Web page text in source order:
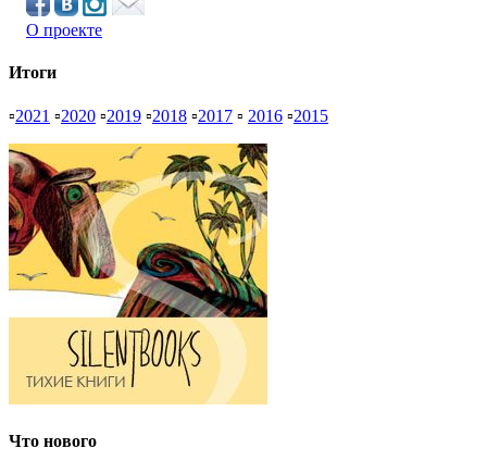
О проекте
Итоги
▫2021 ▫2020 ▫2019 ▫2018 ▫2017 ▫ 2016 ▫2015
Что нового